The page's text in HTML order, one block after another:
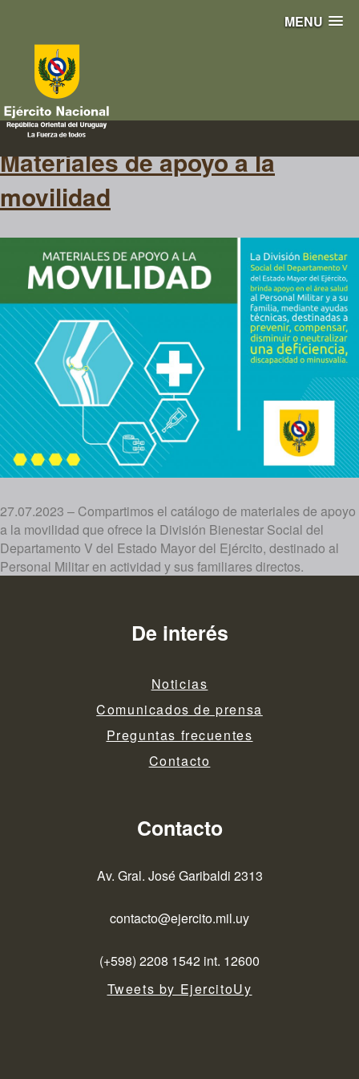
MENU
movilidad
Materiales de apoyo a la
movilidad
27.07.2023 – Compartimos el catálogo de materiales de apoyo
a la movilidad que ofrece la División Bienestar Social del
Departamento V del Estado Mayor del Ejército, destinado al
Personal Militar en actividad y sus familiares directos.
De interés
Noticias
Comunicados de prensa
Preguntas frecuentes
Contacto
Contacto
Av. Gral. José Garibaldi 2313
contacto@ejercito.mil.uy
(+598) 2208 1542 int. 12600
Tweets by EjercitoUy